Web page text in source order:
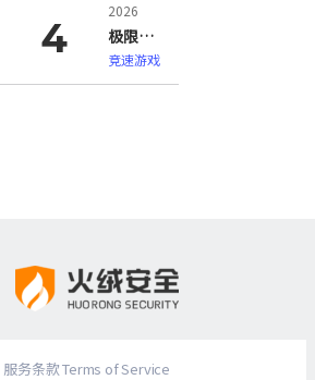
2026
极限竞速：地平线6（Forza Horizon 6）
竞速游戏
服务条款 Terms of Service